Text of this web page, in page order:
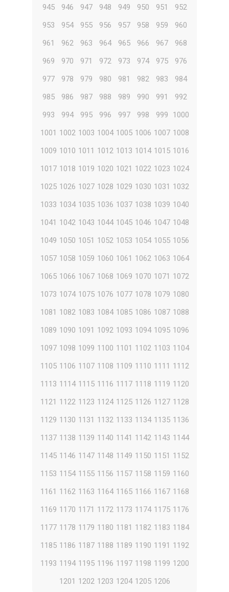
945
946 947 948 949 950 951
952
953
954 955 956 957 958 959
960
961
962 963 964 965 966 967
968
969
970 971 972 973 974 975
976
977
978 979 980 981 982 983
984
985
986 987 988 989 990 991
992
993
994 995 996 997 998 999
1000
1001 1002 1003 1004 1005 1006 1007 1008
1009 1010 1011 1012 1013 1014 1015 1016
1017 1018 1019 1020 1021 1022 1023 1024
1025 1026 1027 1028 1029 1030 1031 1032
1033 1034 1035 1036 1037 1038 1039 1040
1041 1042 1043 1044 1045 1046 1047 1048
1049 1050 1051 1052 1053 1054 1055 1056
1057 1058 1059 1060 1061 1062 1063 1064
1065 1066 1067 1068 1069 1070 1071 1072
1073 1074 1075 1076 1077 1078 1079 1080
1081 1082 1083 1084 1085 1086 1087 1088
1089 1090 1091 1092 1093 1094 1095 1096
1097 1098 1099 1100 1101 1102 1103 1104
1105 1106 1107 1108 1109 1110 1111 1112
1113 1114 1115 1116 1117 1118 1119 1120
1121 1122 1123 1124 1125 1126 1127 1128
1129 1130 1131 1132 1133 1134 1135 1136
1137 1138 1139 1140 1141 1142 1143 1144
1145 1146 1147 1148 1149 1150 1151 1152
1153 1154 1155 1156 1157 1158 1159 1160
1161 1162 1163 1164 1165 1166 1167 1168
1169 1170 1171 1172 1173 1174 1175 1176
1177 1178 1179 1180 1181 1182 1183 1184
1185 1186 1187 1188 1189 1190 1191 1192
1193 1194 1195 1196 1197 1198 1199 1200
1201 1202 1203 1204 1205 1206